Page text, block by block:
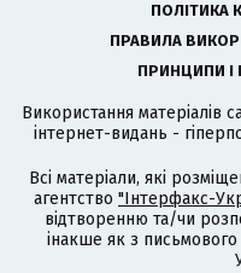
ПОЛІТИКА
ПРАВИЛА
ПРИНЦИПИ І
Використання матеріалів
інтернет-видань -
Всі матеріали, які
агентство "Інтерфакс-
відтворенню та/чи
інакше як з